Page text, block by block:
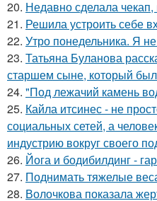
20. Недавно сделала
21. Решила устроить себе
22. Утро понедельника. Я
23. Татьяна Буланова
старшем сыне, который
24. "Под лежачий камень
25. Кайла итсинес - не
социальных сетей, а
индустрию вокруг своего
26. Йога и бодибилдинг -
27. Поднимать тяжелые
28. Волочкова показала